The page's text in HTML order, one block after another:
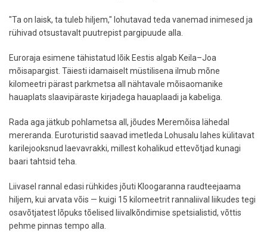
"Ta on laisk, ta tuleb hiljem," lohutavad teda vanemad inimesed ja
rühivad otsustavalt puutrepist pargipuude alla.
Euroraja esimene tähistatud lõik Eestis algab Keila–Joa
mõisapargist. Täiesti idamaiselt müstilisena ilmub mõne
kilomeetri pärast parkmetsa all nähtavale mõisaomanike
hauaplats slaavipäraste kirjadega hauaplaadi ja kabeliga.
Rada aga jätkub pohlametsa all, jõudes Meremõisa lähedal
mereranda. Euroturistid saavad imetleda Lohusalu lahes külitavat
karilejooksnud laevavrakki, millest kohalikud ettevõtjad kunagi
baari tahtsid teha.
Liivasel rannal edasi rühkides jõuti Kloogaranna raudteejaama
hiljem, kui arvata võis — kuigi 15 kilomeetrit rannaliival liikudes tegi
osavõtjatest lõpuks tõelised liivalkõndimise spetsialistid, võttis
pehme pinnas tempo alla.